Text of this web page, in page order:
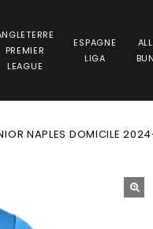
PREMIER
LEAGUE
ESPAGNE
LIGA
NAPLES DOMICILE